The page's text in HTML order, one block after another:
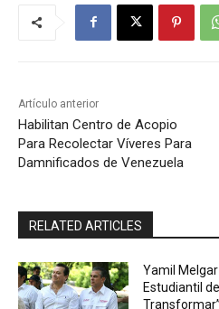
Artículo anterior
Habilitan Centro de Acopio
Para Recolectar Víveres Para
Damnificados de Venezuela
RELATED ARTICLES
Yamil
Estudiantil
Transformar”.